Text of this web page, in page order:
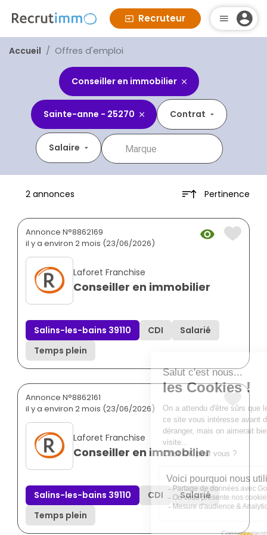
Recruteur
Accueil Offres d'emploi
Conseiller en immobilier
Sainte-anne - 25270 Contrat
Salaire
2 annonces Pertinence
Annonce N°8862169
il y a environ 2 mois (23/06/2026)
Laforet Franchise
Conseiller en immobilier
Salins-les-bains 39110 CDI
Salarié
Temps plein
Annonce N°8862161
il y a environ 2 mois (23/06/2026)
Laforet Franchise
Conseiller en immobilier
Salins-les-bains 39110 CDI
Salarié
Temps plein